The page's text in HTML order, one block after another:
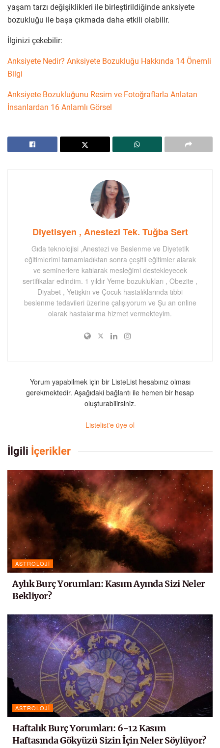
yaşam tarzı değişiklikleri ile birleştirildiğinde anksiyete
bozukluğu ile başa çıkmada daha etkili olabilir.
İlginizi çekebilir:
Anksiyete Nedir? Anksiyete Bozukluğu Hakkında 14 Önemli
Bilgi
Anksiyete Bozukluğunu Resim ve Fotoğraflarla Anlatan
İnsanlardan 16 Anlamlı Görsel
Diyetisyen , Anestezi Tek. Tuğba Sert
Gıda teknolojisi ,Anestezi ve Beslenme ve Diyetetik
eğitimlerimi tamamladıktan sonra çeşitli eğitimler alarak
ve seminerlere katılarak mesleğimi destekleyecek
sertifikalar edindim. 1 yıldır Yeme bozuklukları , Obezite ,
Diyabet , Yetişkin ve Çocuk hastalıklarında tıbbi
beslenme tedavileri üzerine çalışıyorum ve Şu an online
olarak hastalarıma hizmet vermekteyim.
Yorum yapabilmek için bir ListeList hesabınız olması
gerekmektedir. Aşağıdaki bağlantı ile hemen bir hesap
oluşturabilirsiniz.
Listelist'e üye ol
İlgili İçerikler
ASTROLOJI
Aylık Burç Yorumları: Kasım Ayında Sizi Neler
Bekliyor?
ASTROLOJI
Haftalık Burç Yorumları: 6-12 Kasım
Haftasında Gökyüzü Sizin İçin Neler Söylüyor?